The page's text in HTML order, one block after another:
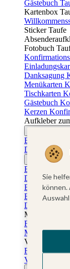
Gästebuch
Kartenbox
Sticker Taufe
Fotobuch
Danksagung
Menükarten
Tischkarten
Gästebuch
Kerzen
Aufkleber
Dankeskarten
Danksagung
Muttertag
Vatertag
Vatertagskarten
Sie
können.